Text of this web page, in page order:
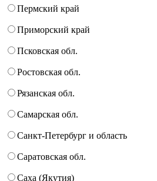
Пермский край
Приморский край
Псковская обл.
Ростовская обл.
Рязанская обл.
Самарская обл.
Санкт-Петербург и область
Саратовская обл.
Саха (Якутия)